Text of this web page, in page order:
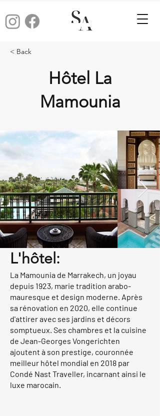
< Back
Hôtel La
Mamounia
L'hôtel:
La Mamounia de Marrakech, un joyau
depuis 1923, marie tradition arabo-
mauresque et design moderne. Après
sa rénovation en 2020, elle continue
d'attirer avec ses jardins et décors
somptueux. Ses chambres et la cuisine
de Jean-Georges Vongerichten
ajoutent à son prestige, couronnée
meilleur hôtel mondial en 2018 par
Condé Nast Traveller, incarnant ainsi le
luxe marocain.